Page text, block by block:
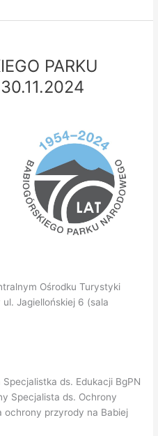
PARKU
Ośrodku Turystyki
Jagiellońskiej 6 (sala
Specjalistka ds. Edukacji BgPN
Specjalista ds. Ochrony
ochrony przyrody na Babiej